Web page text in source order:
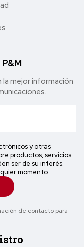
mejor in formación
y otras
productos, servicios
ser de su interés.
momento
de contacto para